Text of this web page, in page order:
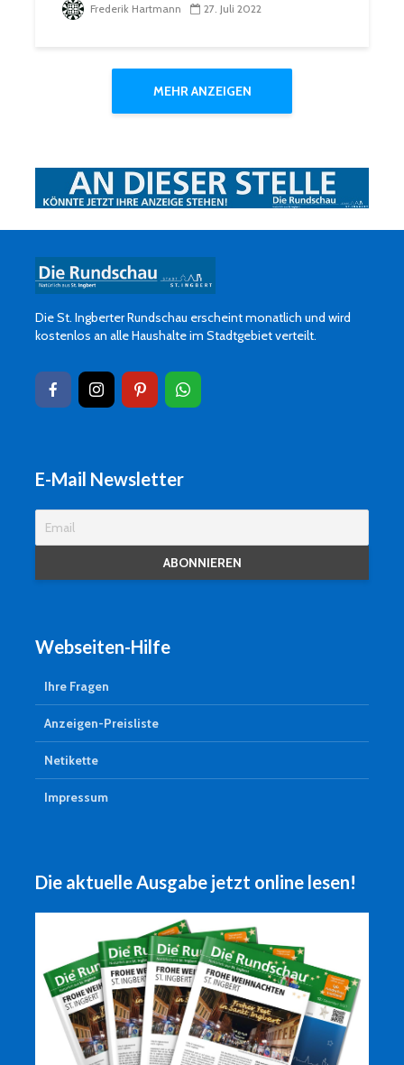
Frederik Hartmann 27. Juli 2022
MEHR ANZEIGEN
Die St. Ingberter Rundschau erscheint monatlich und wird
kostenlos an alle Haushalte im Stadtgebiet verteilt.
E-Mail Newsletter
Webseiten-Hilfe
Ihre Fragen
Anzeigen-Preisliste
Netikette
Impressum
Die aktuelle Ausgabe jetzt online lesen!